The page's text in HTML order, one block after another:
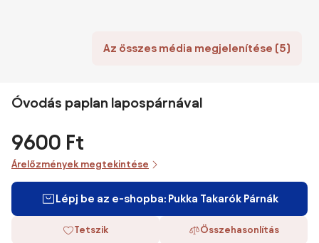
Az összes média megjelenítése (5)
Óvodás paplan lapospárnával
9600 Ft
Árelőzmények megtekintése
Lépj be az e-shopba: Pukka Takarók Párnák
Tetszik Összehasonlítás